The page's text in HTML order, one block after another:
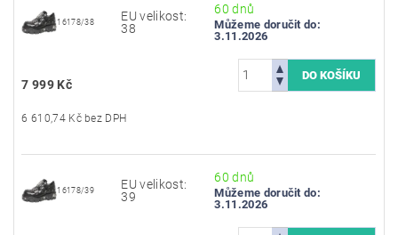
16178/38
EU velikost:
38
60 dnů
Můžeme doručit do:
3.11.2026
7 999 Kč
6 610,74 Kč bez DPH
16178/39
EU velikost:
39
60 dnů
Můžeme doručit do:
3.11.2026